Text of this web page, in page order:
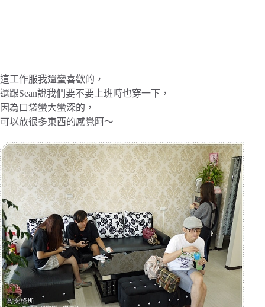
這工作服我還蠻喜歡的，
還跟Sean說我們要不要上班時也穿一下，
因為口袋蠻大蠻深的，
可以放很多東西的感覺阿～